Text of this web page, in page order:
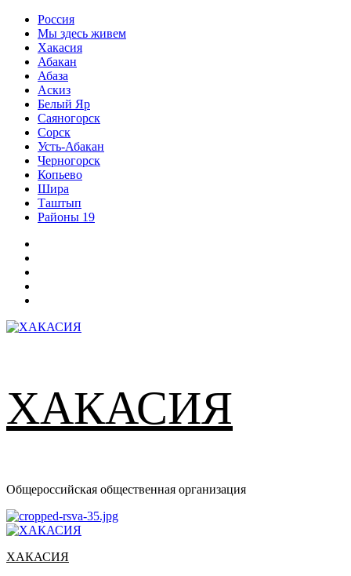
Перейти
содержимому
Россия
Мы здесь живем
Хакасия
Абакан
Абаза
Аскиз
Белый Яр
Саяногорск
Сорск
Усть-Абакан
Черногорск
Копьево
Шира
Таштып
Районы 19
ХАКАСИЯ
Общероссийская общественная организация
Основное
ХАКАСИЯ